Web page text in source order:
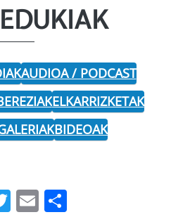
AUDIOA / PODCAST
ELKARRIZKETAK
BIDEOAK
Twitter
Email